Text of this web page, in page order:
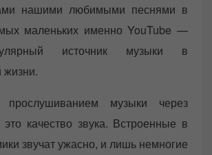
нашими любимыми песнями в
маленьких именно YouTube —
источник музыки в
жизни.
музыки через
качество звука. Встроенные в
звучат ужасно, и лишь немногие